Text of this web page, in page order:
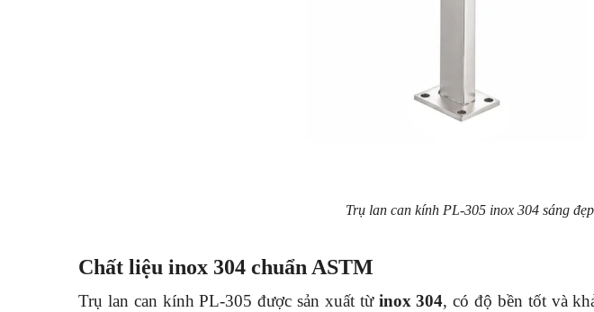
Trụ lan can kính PL-305 inox 304 sáng đẹp
Chất liệu inox 304 chuẩn ASTM
Trụ lan can kính PL-305 được sản xuất từ inox 304, có độ bền tốt và